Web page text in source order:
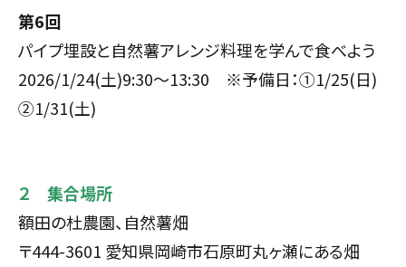
第6回
パイプ埋設と自然薯アレンジ料理を学んで食べよう
2026/1/24(土)9:30～13:30 ※予備日：①1/25(日)
②1/31(土)
２ 集合場所
額田の杜農園、自然薯畑
〒444-3601 愛知県岡崎市石原町丸ヶ瀬にある畑